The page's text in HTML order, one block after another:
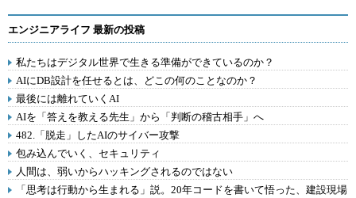
エンジニアライフ 最新の投稿
私たちはデジタル世界で生きる準備ができているのか？
AIにDB設計を任せるとは、どこの何のことなのか？
最後には離れていくAI
AIを「答えを教える先生」から「判断の稽古相手」へ
482.「脱走」したAIのサイバー攻撃
包み込んでいく、セキュリティ
人間は、弱いからハッキングされるのではない
「思考は行動から生まれる」説。20年コードを書いて悟った、建設現場